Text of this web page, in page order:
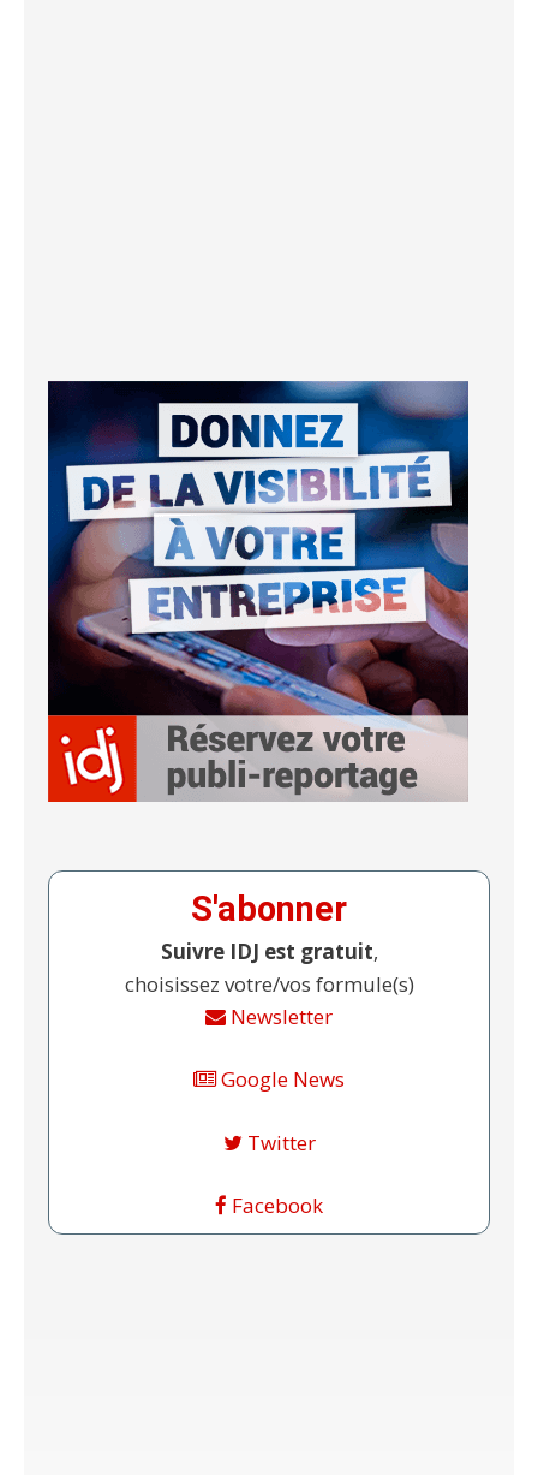
S'abonner
Suivre IDJ est gratuit,
choisissez votre/vos formule(s)
Newsletter
Google News
Twitter
Facebook